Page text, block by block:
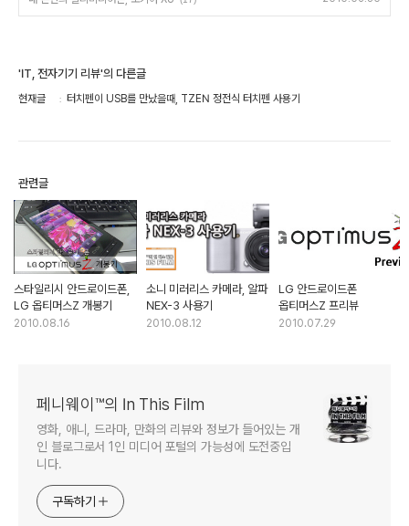
'IT, 전자기기 리뷰'의 다른글
현재글 터치펜이 USB를 만났을때, TZEN 정전식 터치펜 사용기
관련글
스타일리시 안드로이드폰,
LG 옵티머스Z 개봉기
2010.08.16
소니 미러리스 카메라, 알파
NEX-3 사용기
2010.08.12
LG 안드로이드폰
옵티머스Z 프리뷰
2010.07.29
페니웨이™의 In This Film
영화, 애니, 드라마, 만화의 리뷰와 정보가 들어있는 개
인 블로그로서 1인 미디어 포털의 가능성에 도전중입
니다.
구독하기